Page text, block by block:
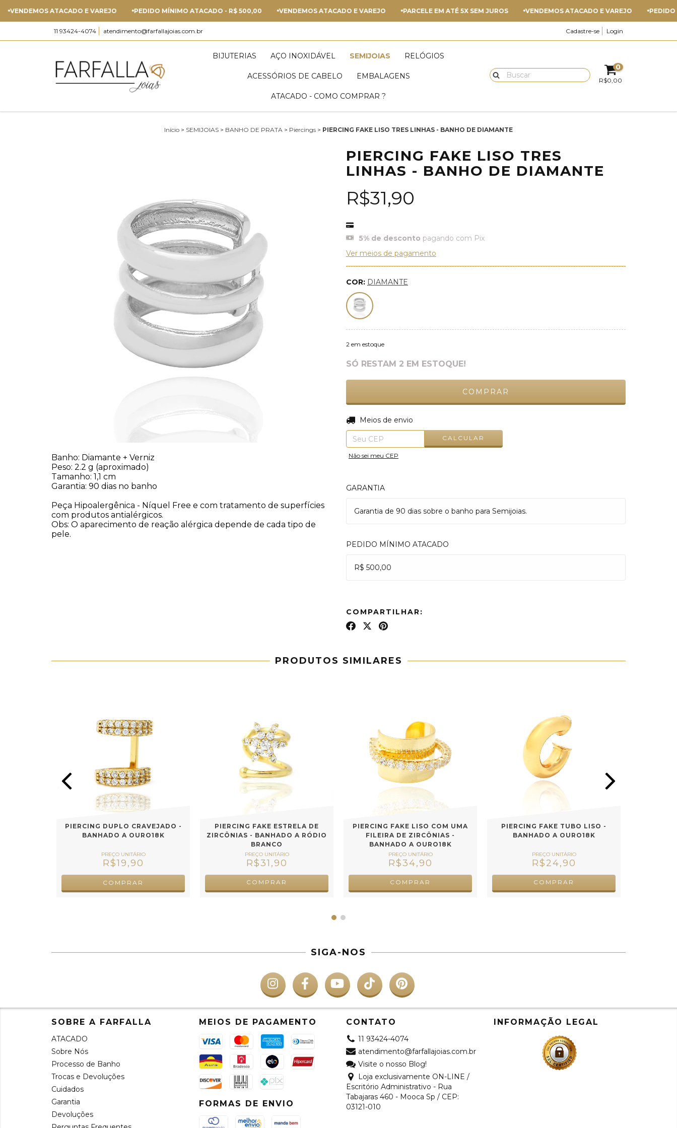
ATACADO E VAREJO PEDIDO MÍNIMO ATACADO - R$ 500,00 VENDEMOS ATACADO E VAREJO PARCELE EM ATÉ 5X SEM JUROS VENDEMOS ATACADO E VAREJO PEDIDO
11 93424-4074 atendimento@farfallajoias.com.br Cadastre-se Login
BIJUTERIAS AÇO INOXIDÁVEL SEMIJOIAS RELÓGIOS
ACESSÓRIOS DE CABELO EMBALAGENS
ATACADO - COMO COMPRAR ?
0
R$0,00
Início > SEMIJOIAS > BANHO DE PRATA > Piercings > PIERCING FAKE LISO TRES LINHAS - BANHO DE DIAMANTE
Banho: Diamante + Verniz
Peso: 2.2 g (aproximado)
Tamanho: 1,1 cm
Garantia: 90 dias no banho
Peça Hipoalergênica - Níquel Free e com tratamento de superfícies
com produtos antialérgicos.
Obs: O aparecimento de reação alérgica depende de cada tipo de
pele.
PIERCING FAKE LISO TRES
LINHAS - BANHO DE DIAMANTE
R$31,90
5% de desconto pagando com Pix
Ver meios de pagamento
COR: DIAMANTE
2 em estoque
SÓ RESTAM 2 EM ESTOQUE!
Entregas para o CEP:
Meios de envio
CALCULAR
Não sei meu CEP
GARANTIA
Garantia de 90 dias sobre o banho para Semijoias.
PEDIDO MÍNIMO ATACADO
R$ 500,00
COMPARTILHAR:
PRODUTOS SIMILARES
PIERCING DUPLO CRAVEJADO -
BANHADO A OURO18K
R$19,90
PIERCING FAKE ESTRELA DE
ZIRCÔNIAS - BANHADO A RÓDIO
BRANCO
R$31,90
COMPRAR
PIERCING FAKE LISO COM UMA
FILEIRA DE ZIRCÔNIAS -
BANHADO A OURO18K
R$34,90
COMPRAR
PIERCING FAKE TUBO LISO -
BANHADO A OURO18K
R$24,90
COMPRAR
SIGA-NOS
SOBRE A FARFALLA
ATACADO
Sobre Nós
Processo de Banho
Trocas e Devoluções
Cuidados
Garantia
Devoluções
MEIOS DE PAGAMENTO
FORMAS DE ENVIO
CONTATO
11 93424-4074
atendimento@farfallajoias.com.br
Visite o nosso Blog!
Loja exclusivamente ON-LINE /
Escritório Administrativo - Rua
Tabajaras 460 - Mooca Sp / CEP:
03121-010
INFORMAÇÃO LEGAL